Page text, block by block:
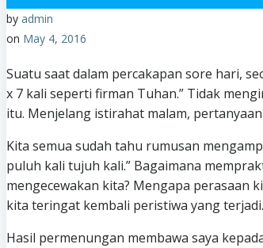
by admin
on May 4, 2016
Suatu saat dalam percakapan sore hari,
x 7 kali seperti firman Tuhan.” Tidak
itu. Menjelang istirahat malam,
Kita semua sudah tahu rumusan
puluh kali tujuh kali.” Bagaimana
mengecewakan kita? Mengapa perasaan
kita teringat kembali peristiwa yang terjadi.
Hasil permenungan membawa saya